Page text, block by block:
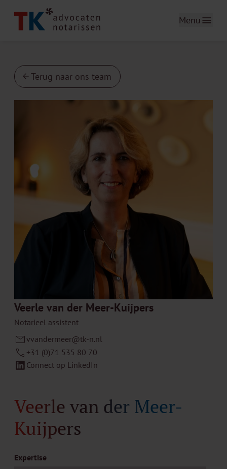
Menu
Terug naar ons team
Veerle van der Meer-Kuijpers
Notarieel assistent
vvandermeer@tk-n.nl
+31 (0)71 535 80 70
Connect op LinkedIn
Veerle van der Meer-
Kuijpers
Expertise